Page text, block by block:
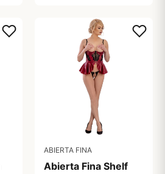
ABIERTA FINA
Abierta Fina Shelf